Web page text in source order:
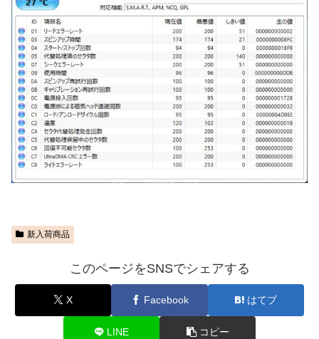
新入荷商品
このページをSNSでシェアする
X Facebook はてブ
LINE コピー